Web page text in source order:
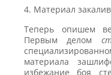
4. Материал
Теперь опишем
Первым делом
материала
избежание боя